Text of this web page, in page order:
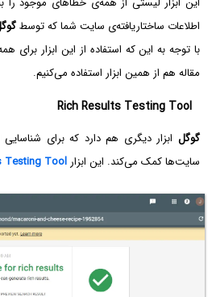
اطلاعات ساختاریافته‌ی سایت شما که توسط
با توجه به این که استفاده از این ابزار
مقاله هم از همین ابزار استفاده می‌کنیم.
Rich Results Testing Tool
گوگل ابزار دیگری هم دارد که برای شناسایی
سایت‌ها کمک می‌کند. این ابزار Testing Tool